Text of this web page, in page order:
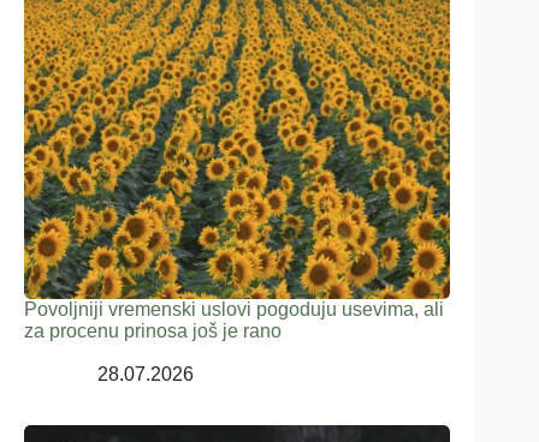
Povoljniji vremenski uslovi pogoduju usevima, ali
za procenu prinosa još je rano
28.07.2026